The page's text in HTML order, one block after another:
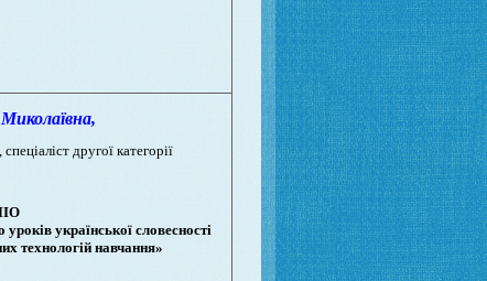
другої категорії
української словесності
технологій навчання»